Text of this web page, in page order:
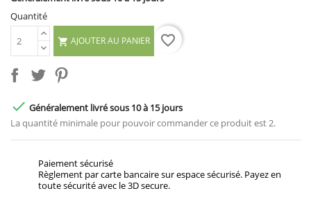
Quantité
 AJOUTER AU PANIER favorite_border
 Généralement livré sous 10 à 15 jours
La quantité minimale pour pouvoir commander ce produit est 2.
Paiement sécurisé
Règlement par carte bancaire sur espace sécurisé. Payez en
toute sécurité avec le 3D secure.